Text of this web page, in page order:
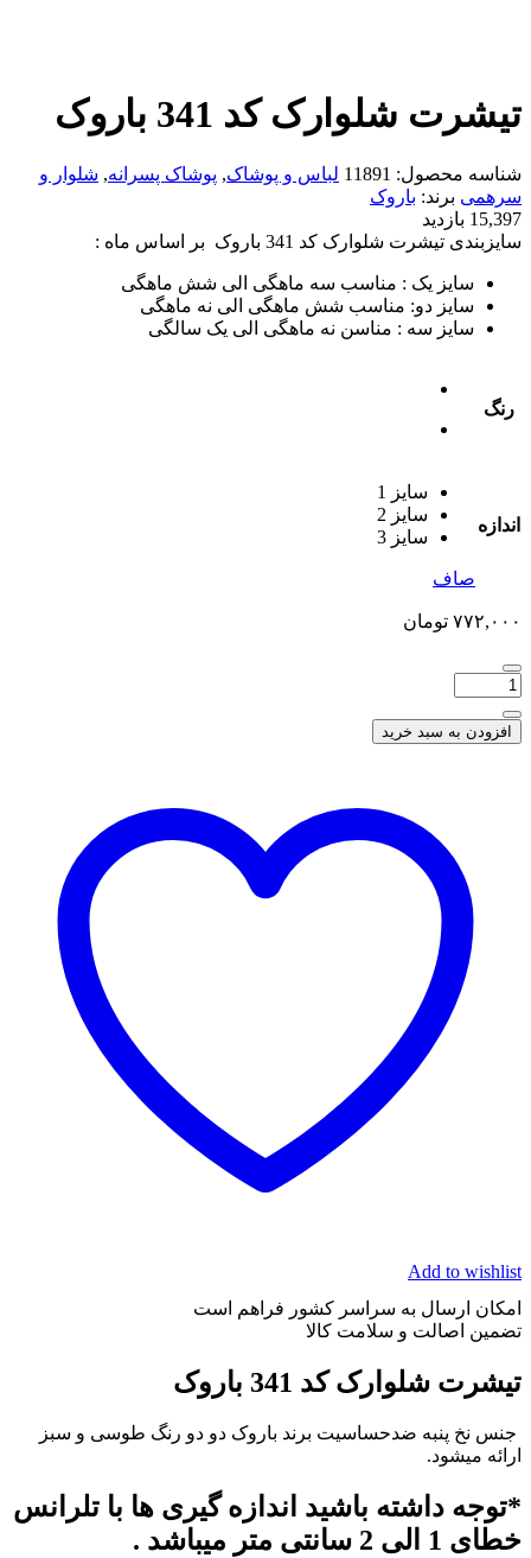
تیشرت شلوارک کد 341 باروک
شناسه محصول: 11891 لباس و پوشاک, پوشاک پسرانه, شلوار و
سرهمی برند: باروک
15,397 بازدید
سایزبندی تیشرت شلوارک کد 341 باروک بر اساس ماه :
سایز یک : مناسب سه ماهگی الی شش ماهگی
سایز دو: مناسب شش ماهگی الی نه ماهگی
سایز سه : مناسن نه ماهگی الی یک سالگی
رنگ
اندازه
سایز 1
سایز 2
سایز 3
صاف
۷۷۲,۰۰۰ تومان
افزودن به سبد خرید
Add to wishlist
امکان ارسال به سراسر کشور فراهم است
تضمین اصالت و سلامت کالا
تیشرت شلوارک کد 341 باروک
جنس نخ پنبه ضدحساسیت برند باروک دو دو رنگ طوسی و سبز
ارائه میشود.
*توجه داشته باشید اندازه گیری ها با تلرانس
خطای 1 الی 2 سانتی متر میباشد .